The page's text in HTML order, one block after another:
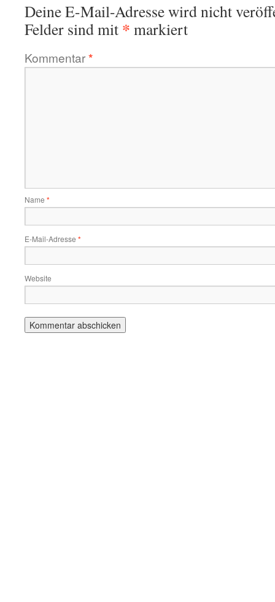
Deine E-Mail-Adresse wird nicht
Felder sind mit * markiert
Kommentar*
Name *
E-Mail-Adresse *
Website